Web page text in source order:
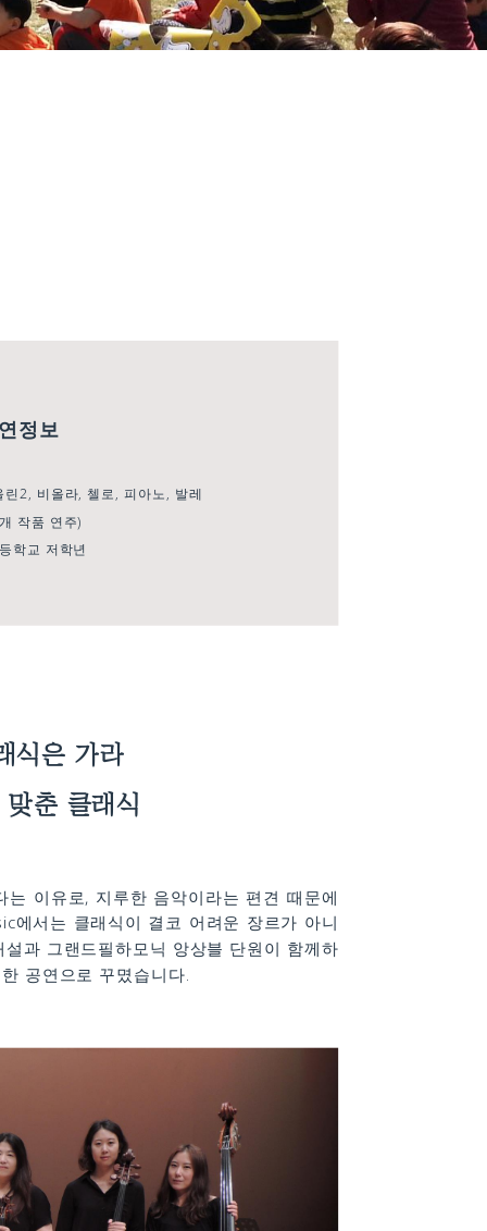
정보
2, 비올라, 첼로, 피아노, 발레
작품 연주)
학교 저학년
식은 가라
춘 클래식
이유로, 지루한 음악이라는 편견 때문에
서는 클래식이 결코 어려운 장르가 아니
과 그랜드필하모닉 앙상블 단원이 함께하
공연으로 꾸몄습니다.